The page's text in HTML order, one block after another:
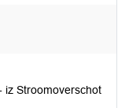
iz Stroomoverschot